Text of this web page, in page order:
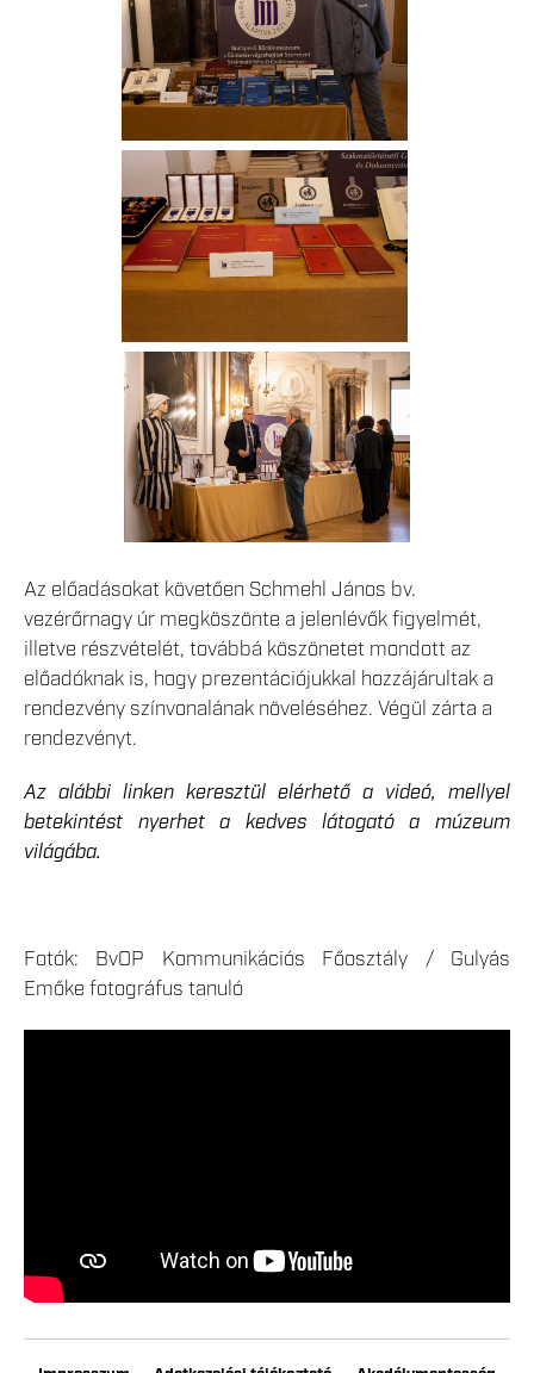
Az előadásokat követően Schmehl János bv.
vezérőrnagy úr megköszönte a jelenlévők figyelmét,
illetve részvételét, továbbá köszönetet mondott az
előadóknak is, hogy prezentációjukkal hozzájárultak a
rendezvény színvonalának növeléséhez. Végül zárta a
rendezvényt.
Az alábbi linken keresztül elérhető a videó, mellyel
betekintést nyerhet a kedves látogató a múzeum
világába.
Fotók: BvOP Kommunikációs Főosztály / Gulyás
Emőke fotográfus tanuló